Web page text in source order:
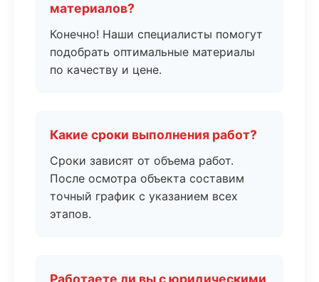
материалов?
Конечно! Наши специалисты помогут
подобрать оптимальные материалы
по качеству и цене.
Какие сроки выполнения работ?
Сроки зависят от объема работ.
После осмотра объекта составим
точный график с указанием всех
этапов.
Работаете ли вы с юридическими